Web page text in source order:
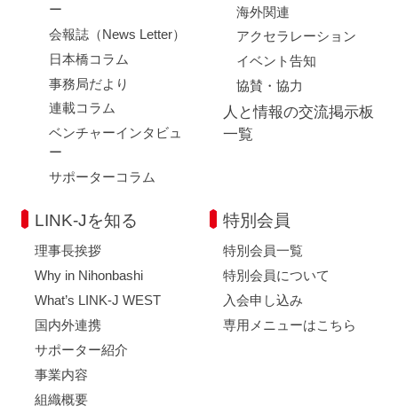
ー
会報誌（News Letter）
日本橋コラム
事務局だより
連載コラム
ベンチャーインタビュ
ー
サポーターコラム
海外関連
アクセラレーション
イベント告知
協賛・協力
人と情報の交流掲示板
一覧
LINK-Jを知る
理事長挨拶
Why in Nihonbashi
What’s LINK-J WEST
国内外連携
サポーター紹介
事業内容
組織概要
特別会員
特別会員一覧
特別会員について
入会申し込み
専用メニューはこちら